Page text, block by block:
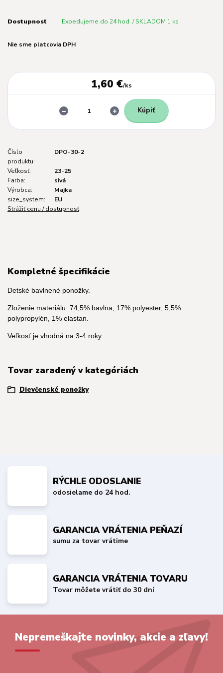
Dostupnosť Expedujeme do 24 hod. / SKLADOM 1 ks
Nie sme platcovia DPH
1,60 €/ks
Kúpiť
Číslo
produktu:
DPO-30-2
Veľkosť:
23-25
Farba:
sivá
Výrobca:
Majka
size_system:
EU
Strážiť cenu / dostupnosť
Kompletné špecifikácie
Detské bavlnené ponožky.
Zloženie materiálu: 74,5% bavlna, 17% polyester, 5,5%
polypropylén, 1% elastan.
Veľkosť je vhodná na 3-4 roky.
Tovar zaradený v kategóriách
Dievčenské ponožky
RÝCHLE ODOSLANIE
odosielame do 24 hod.
GARANCIA VRÁTENIA PEŇAZÍ
sumu za tovar vrátime
GARANCIA VRÁTENIA TOVARU
Tovar môžete vrátiť do 30 dní
Nepremeškajte novinky, akcie a zľavy!